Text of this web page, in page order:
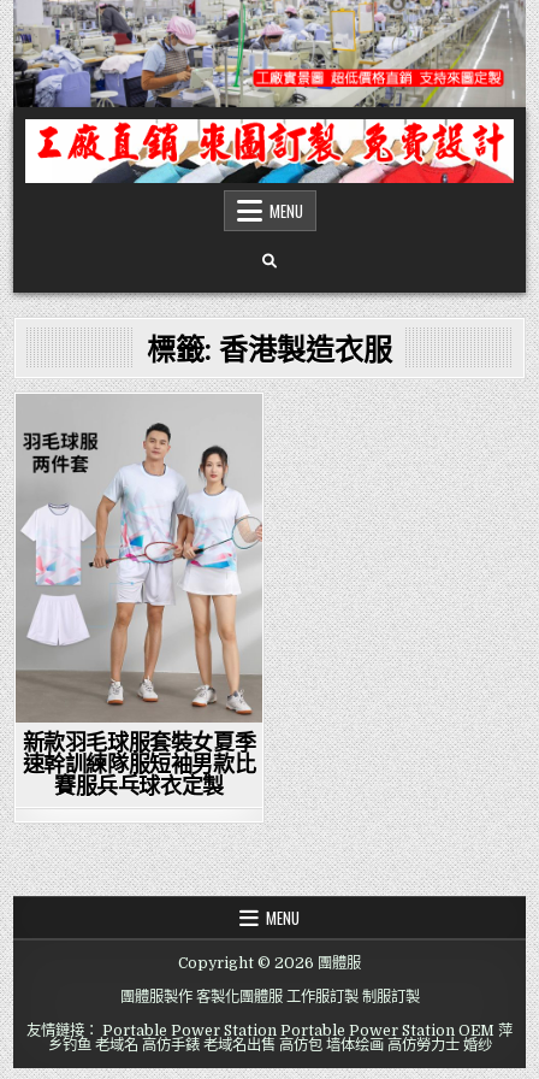
Skip
to
content
團體服
團體服製作,公司企業工作制服POLO衫T恤訂製推薦,做班系校服定製價格,台灣香
港客製化衣服裝工廠商
MENU
標籤: 香港製造衣服
Posted
新款羽毛球服套裝女夏季
速幹訓練隊服短袖男款比
賽服兵乓球衣定製
MENU
Copyright © 2026 團體服
團體服製作 客製化團體服 工作服訂製 制服訂製
友情鏈接： Portable Power Station Portable Power Station OEM 萍
乡钓鱼 老域名 高仿手錶 老域名出售 高仿包 墙体绘画 高仿勞力士 婚纱